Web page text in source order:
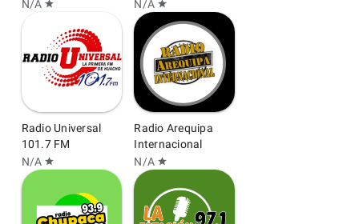
N/A star N/A star
Radio Universal
101.7 FM
N/A star
Radio Arequipa
Internacional
N/A star